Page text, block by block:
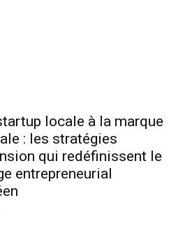
locale à la marque
: les stratégies
qui redéfinissent le
entrepreneurial